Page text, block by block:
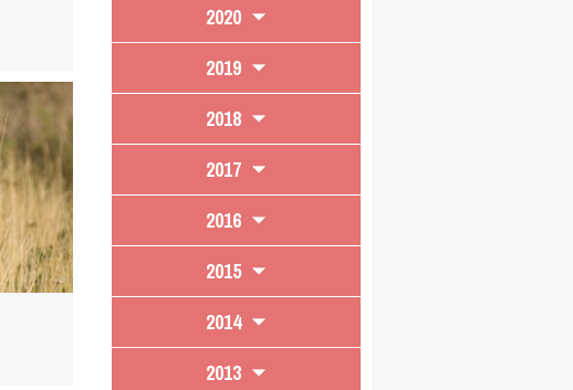
2020
2019
2018
2017
2016
2015
2014
2013